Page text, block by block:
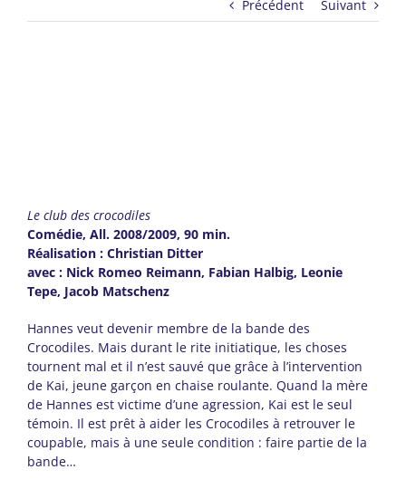
Précédent Suivant
Le club des crocodiles
Comédie, All. 2008/2009, 90 min.
Réalisation : Christian Ditter
avec : Nick Romeo Reimann, Fabian Halbig, Leonie
Tepe, Jacob Matschenz
Hannes veut devenir membre de la bande des
Crocodiles. Mais durant le rite initiatique, les choses
tournent mal et il n’est sauvé que grâce à l’intervention
de Kai, jeune garçon en chaise roulante. Quand la mère
de Hannes est victime d’une agression, Kai est le seul
témoin. Il est prêt à aider les Crocodiles à retrouver le
coupable, mais à une seule condition : faire partie de la
bande…